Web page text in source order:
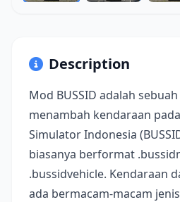
Description
Mod BUSSID adalah
menambah kendaraan
Simulator Indonesia
biasanya berformat
.bussidvehicle. Kendaraan
ada bermacam-macam